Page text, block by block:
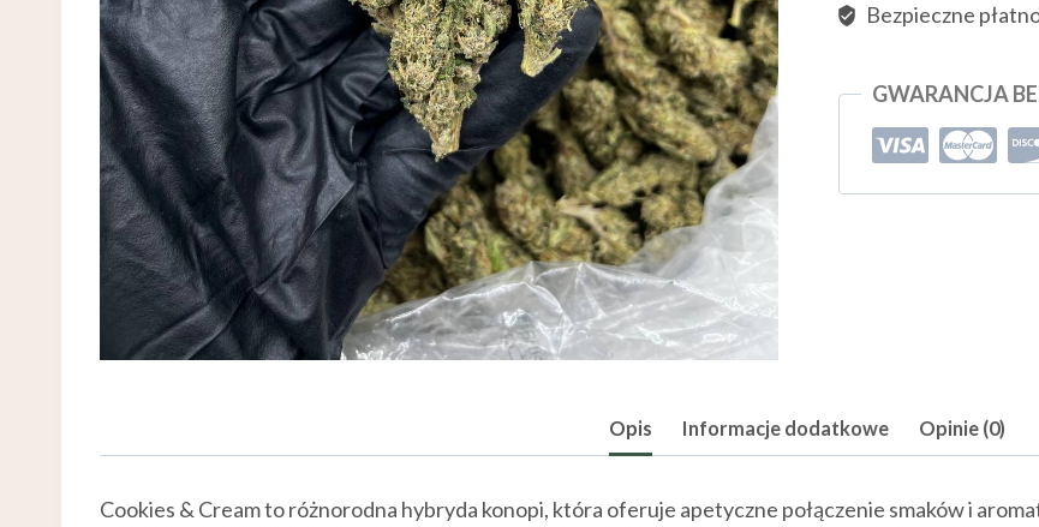
Bezpieczne
GWARANCJA
Opis Informacje dodatkowe Opinie (0)
Cookies & Cream to różnorodna hybryda konopi, która oferuje apetyczne połączenie smaków i